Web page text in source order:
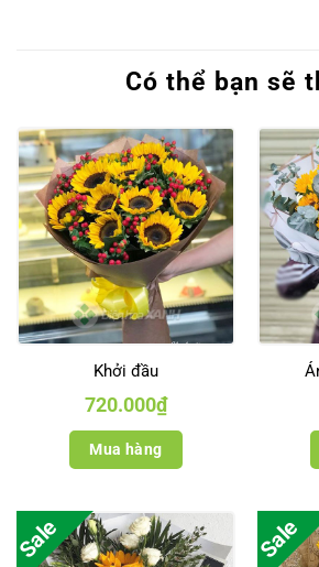
Có thể bạn sẽ
Khởi đầu
720.000₫
Mua hàng
Sale Sale